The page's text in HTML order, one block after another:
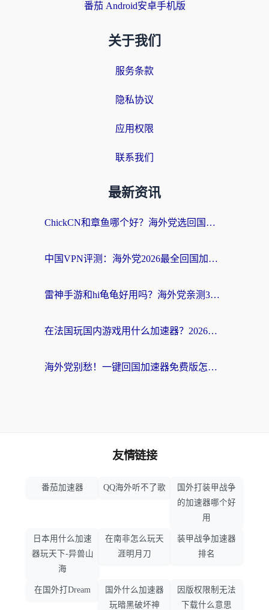
番茄 Android安卓手机版
关于我们
服务条款
隐私协议
应用权限
联系我们
最新资讯
ChickCN和章鱼哪个好？海外党选回国加速器的3个关键维度 + 实用避坑指南
中国VPN评测：海外党2026最全回国加速器选择指南，告别地区限制不踩坑
雷神手游和hi龟龟好用吗？海外党亲测3款回国加速器，教你选对国外到国内加速器
在法国玩国内游戏用什么加速器？2026实测解决延迟卡顿的实用指南
海外党别愁！一键回国加速器免费版怎么选？从踩坑到流畅访问的全攻略
友情链接
番茄加速器 QQ海外听不了歌
国外打装甲战争
的加速器哪个好
用
日本用什么加速
器玩天下-异兽山
海
在南非怎么玩天
涯明月刀
装甲战争加速器
排名
在国外打Dream
国外什么加速器
玩暗黑破坏神
因版权限制无法
下载什么意思